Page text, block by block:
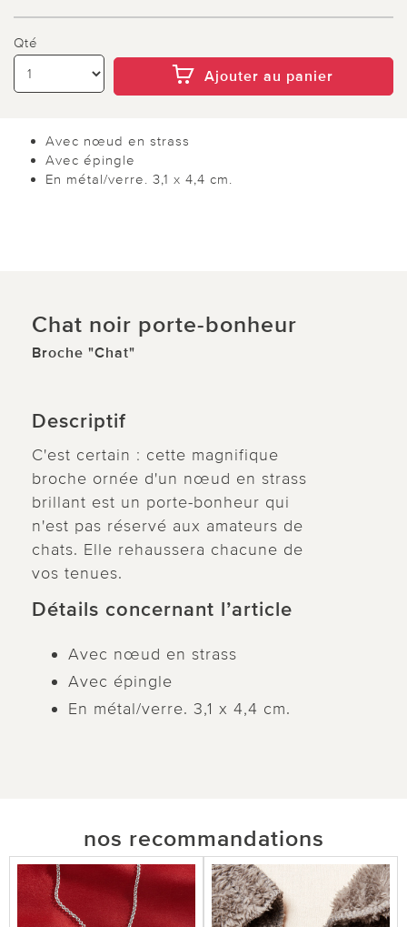
Qté
Ajouter au panier
Avec nœud en strass
Avec épingle
En métal/verre. 3,1 x 4,4 cm.
Chat noir porte-bonheur
Broche "Chat"
Descriptif
C'est certain : cette magnifique
broche ornée d'un nœud en strass
brillant est un porte-bonheur qui
n'est pas réservé aux amateurs de
chats. Elle rehaussera chacune de
vos tenues.
Détails concernant l’article
Avec nœud en strass
Avec épingle
En métal/verre. 3,1 x 4,4 cm.
nos recommandations